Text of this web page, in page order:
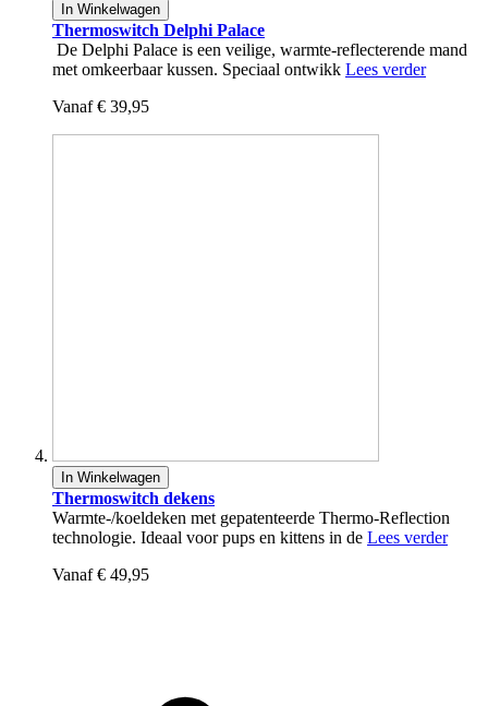
In Winkelwagen
Thermoswitch Delphi Palace
De Delphi Palace is een veilige, warmte-reflecterende mand
met omkeerbaar kussen. Speciaal ontwikk Lees verder
Vanaf € 39,95
In Winkelwagen
Thermoswitch dekens
Warmte-/koeldeken met gepatenteerde Thermo-Reflection
technologie. Ideaal voor pups en kittens in de Lees verder
Vanaf € 49,95